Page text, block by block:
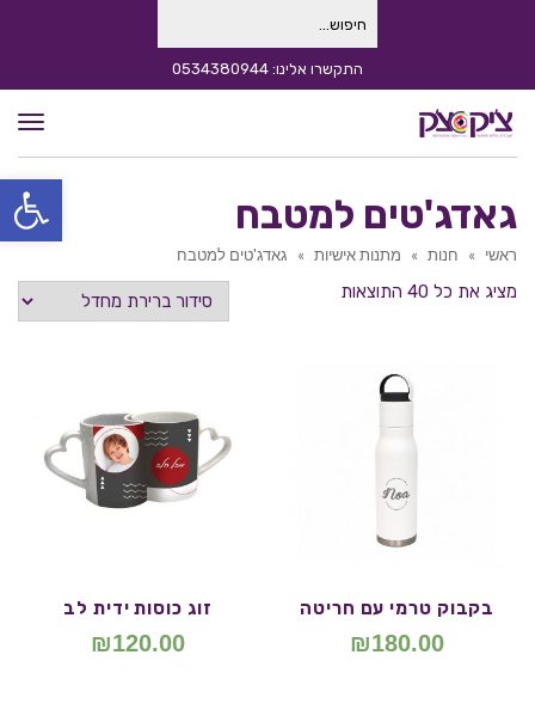
פתח
עבור: התקשרו אלינו: 0534380944
גאדג'טים למטבח
ראשי » חנות » מתנות אישיות » גאדג'טים למטבח
מציג את כל 40 התוצאות
בקבוק טרמי עם חריטה
₪180.00
זוג כוסות ידית לב
₪120.00